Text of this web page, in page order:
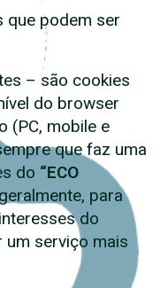
que podem ser
são cookies
do browser
(PC, mobile e
que faz uma
do “ECO
para
do
um serviço mais